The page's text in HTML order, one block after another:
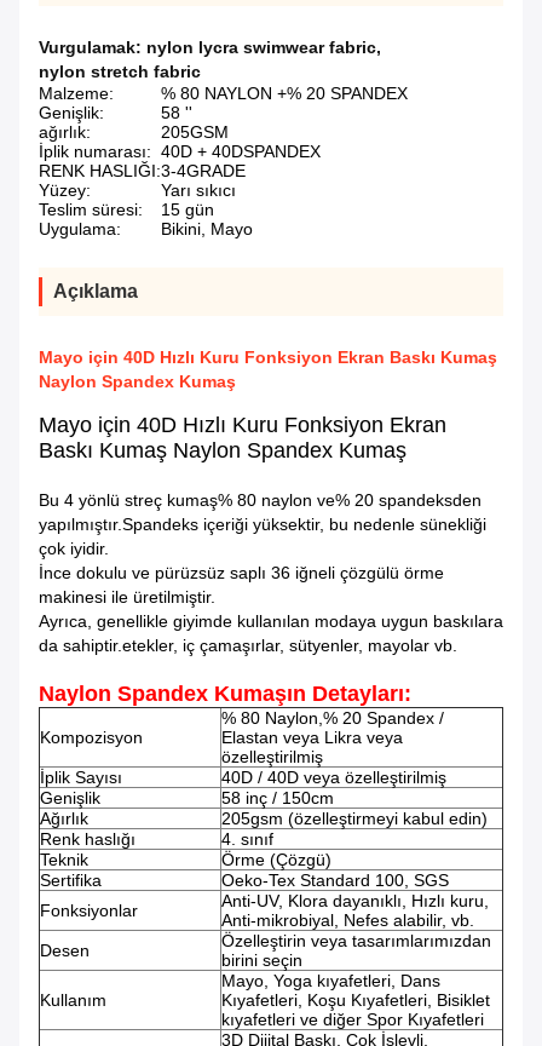
Vurgulamak: nylon lycra swimwear fabric,
nylon stretch fabric
Malzeme:
% 80 NAYLON +% 20 SPANDEX
Genişlik:
58 ''
ağırlık:
205GSM
İplik numarası: 40D + 40DSPANDEX
RENK HASLIĞI:3-4GRADE
Yüzey:
Yarı sıkıcı
Teslim süresi:
15 gün
Uygulama:
Bikini, Mayo
Açıklama
Mayo için 40D Hızlı Kuru Fonksiyon Ekran Baskı Kumaş
Naylon Spandex Kumaş
Mayo için 40D Hızlı Kuru Fonksiyon Ekran
Baskı Kumaş Naylon Spandex Kumaş
Bu 4 yönlü streç kumaş% 80 naylon ve% 20 spandeksden
yapılmıştır.Spandeks içeriği yüksektir, bu nedenle sünekliği
çok iyidir.
İnce dokulu ve pürüzsüz saplı 36 iğneli çözgülü örme
makinesi ile üretilmiştir.
Ayrıca, genellikle giyimde kullanılan modaya uygun baskılara
da sahiptir.etekler, iç çamaşırlar, sütyenler, mayolar vb.
Naylon Spandex Kumaşın Detayları:
Kompozisyon
% 80 Naylon,% 20 Spandex /
Elastan veya Likra veya
özelleştirilmiş
İplik Sayısı
40D / 40D veya özelleştirilmiş
Genişlik
58 inç / 150cm
Ağırlık
205gsm (özelleştirmeyi kabul edin)
Renk haslığı
4. sınıf
Teknik
Örme (Çözgü)
Sertifika
Oeko-Tex Standard 100, SGS
Fonksiyonlar
Anti-UV, Klora dayanıklı, Hızlı kuru,
Anti-mikrobiyal, Nefes alabilir, vb.
Desen
Özelleştirin veya tasarımlarımızdan
birini seçin
Kullanım
Mayo, Yoga kıyafetleri, Dans
Kıyafetleri, Koşu Kıyafetleri, Bisiklet
kıyafetleri ve diğer Spor Kıyafetleri
3D Dijital Baskı, Çok İşlevli,